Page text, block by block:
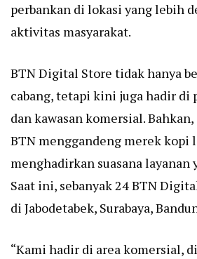
perbankan di lokasi yang lebih
aktivitas masyarakat.
BTN Digital Store tidak hanya
cabang, tetapi kini juga hadir di
dan kawasan komersial.
BTN menggandeng merek kopi
menghadirkan suasana layanan
Saat ini, sebanyak 24 BTN
di Jabodetabek, Surabaya,
“Kami hadir di area komersial,